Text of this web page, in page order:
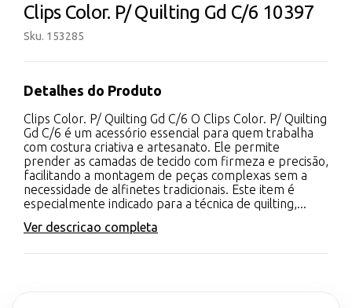
Clips Color. P/ Quilting Gd C/6 10397
Sku. 153285
Detalhes do Produto
Clips Color. P/ Quilting Gd C/6 O Clips Color. P/ Quilting
Gd C/6 é um acessório essencial para quem trabalha
com costura criativa e artesanato. Ele permite
prender as camadas de tecido com firmeza e precisão,
facilitando a montagem de peças complexas sem a
necessidade de alfinetes tradicionais. Este item é
especialmente indicado para a técnica de quilting,...
Ver descricao completa